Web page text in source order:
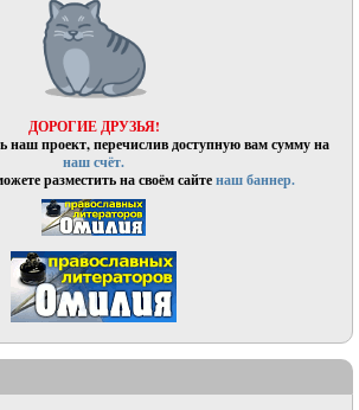
ДОРОГИЕ ДРУЗЬЯ!
наш проект, перечислив доступную вам сумму на
наш счёт.
разместить на своём сайтенаш баннер.